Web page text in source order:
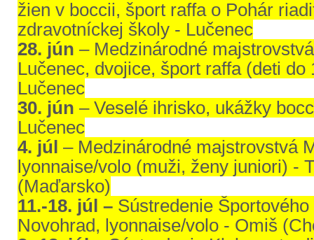
žien v boccii, šport raffa o Pohár
zdravotníckej školy - Lučenec
28. jún – Medzinárodné
Lučenec, dvojice, šport raffa (deti do
Lučenec
30. jún – Veselé ihrisko, ukážky
Lučenec
4. júl – Medzinárodné majstrovstvá
lyonnaise/volo (muži, ženy juniori) -
(Maďarsko)
11.-18. júl – Sústredenie
Novohrad, lyonnaise/volo - Omiš